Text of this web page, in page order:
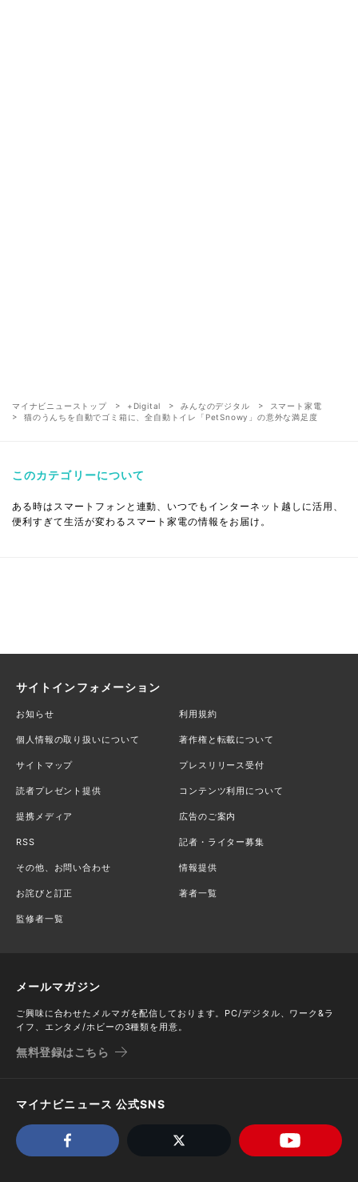
マイナビニューストップ +Digital みんなのデジタル
スマート家電
猫のうんちを自動でゴミ箱に、全自動トイレ「PetSnowy」の意外な満足度
このカテゴリーについて
ある時はスマートフォンと連動、いつでもインターネット越しに活用、
便利すぎて生活が変わるスマート家電の情報をお届け。
サイトインフォメーション
お知らせ 利用規約
個人情報の取り扱いについて 著作権と転載について
サイトマップ プレスリリース受付
読者プレゼント提供 コンテンツ利用について
提携メディア 広告のご案内
RSS 記者・ライター募集
その他、お問い合わせ 情報提供
お詫びと訂正 著者一覧
監修者一覧
メールマガジン
ご興味に合わせたメルマガを配信しております。PC/デジタル、ワーク&ラ
イフ、エンタメ/ホビーの3種類を用意。
無料登録はこちら
マイナビニュース 公式SNS